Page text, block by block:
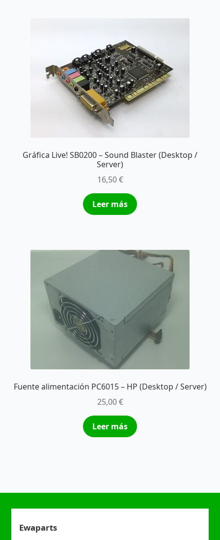
Gráfica Live! SB0200 – Sound Blaster (Desktop /
Server)
16,50€
Leer más
Fuente alimentación PC6015 – HP (Desktop / Server)
25,00€
Leer más
Ewaparts